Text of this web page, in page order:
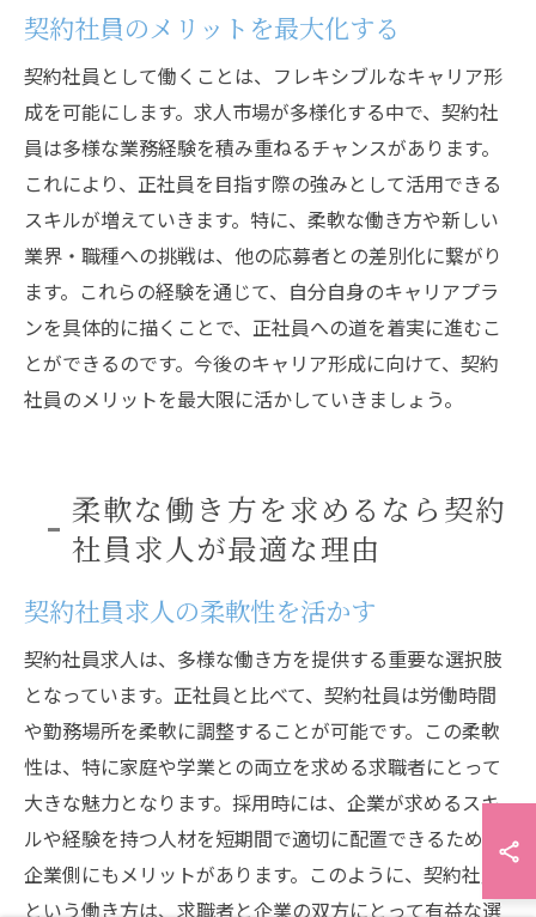
契約社員のメリットを最大化する
契約社員として働くことは、フレキシブルなキャリア形
成を可能にします。求人市場が多様化する中で、契約社
員は多様な業務経験を積み重ねるチャンスがあります。
これにより、正社員を目指す際の強みとして活用できる
スキルが増えていきます。特に、柔軟な働き方や新しい
業界・職種への挑戦は、他の応募者との差別化に繋がり
ます。これらの経験を通じて、自分自身のキャリアプラ
ンを具体的に描くことで、正社員への道を着実に進むこ
とができるのです。今後のキャリア形成に向けて、契約
社員のメリットを最大限に活かしていきましょう。
柔軟な働き方を求めるなら契約
社員求人が最適な理由
契約社員求人の柔軟性を活かす
契約社員求人は、多様な働き方を提供する重要な選択肢
となっています。正社員と比べて、契約社員は労働時間
や勤務場所を柔軟に調整することが可能です。この柔軟
性は、特に家庭や学業との両立を求める求職者にとって
大きな魅力となります。採用時には、企業が求めるスキ
ルや経験を持つ人材を短期間で適切に配置できるため、
企業側にもメリットがあります。このように、契約社員
という働き方は、求職者と企業の双方にとって有益な選